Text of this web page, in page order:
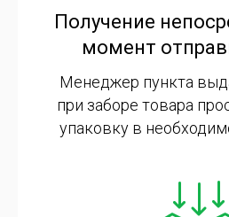
Получение
момент
Менеджер пункта
при заборе товара
упаковку в